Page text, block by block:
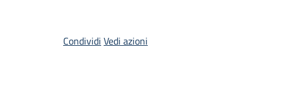
Condividi Vedi azioni